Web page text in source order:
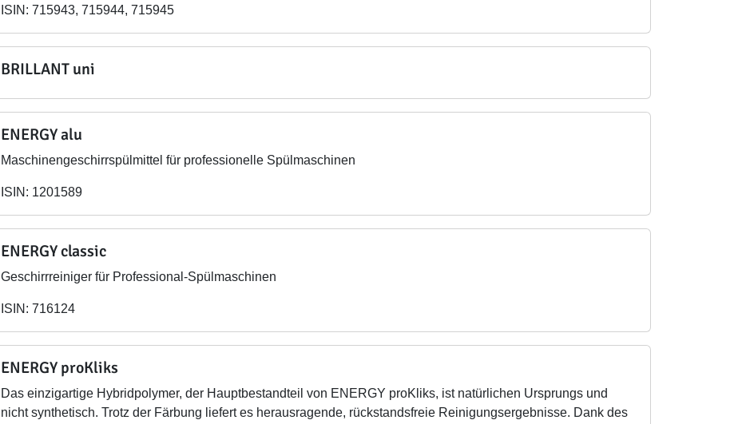
ISIN: 715943, 715944, 715945
BRILLANT uni
ENERGY alu
Maschinengeschirrspülmittel für professionelle Spülmaschinen
ISIN: 1201589
ENERGY classic
Geschirrreiniger für Professional-Spülmaschinen
ISIN: 716124
ENERGY proKliks
Das einzigartige Hybridpolymer, der Hauptbestandteil von ENERGY proKliks, ist natürlichen Ursprungs und
nicht synthetisch. Trotz der Färbung liefert es herausragende, rückstandsfreie Reinigungsergebnisse. Dank des